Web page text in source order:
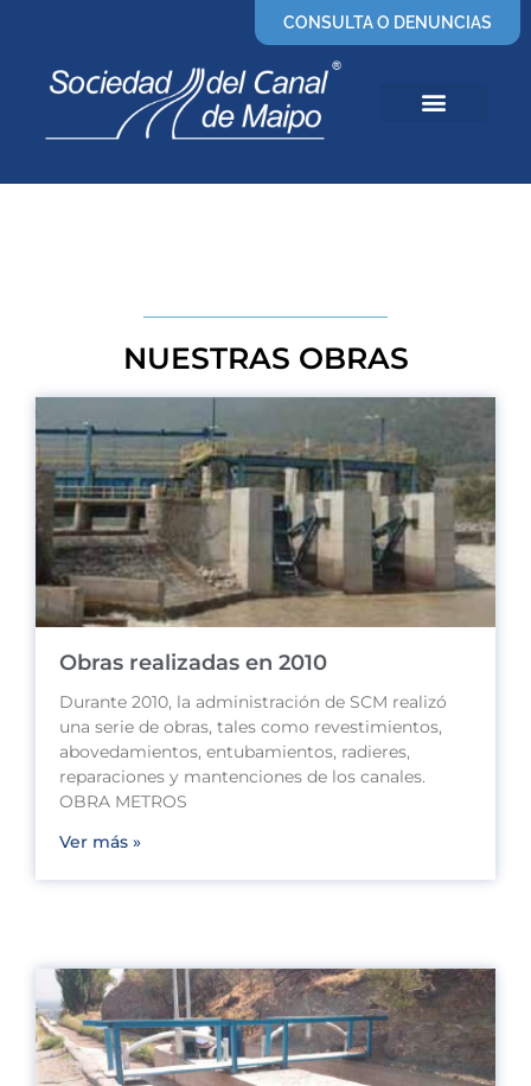
CONSULTA O DENUNCIAS
NUESTRAS OBRAS
Obras realizadas en 2010
Durante 2010, la administración de SCM realizó
una serie de obras, tales como revestimientos,
abovedamientos, entubamientos, radieres,
reparaciones y mantenciones de los canales.
OBRA METROS
Ver más »